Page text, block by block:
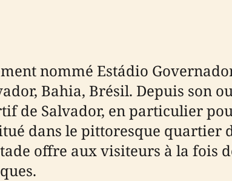
nommé Estádio
Bahia, Brésil. Depuis son
de Salvador, en particulier
dans le pittoresque quartier
offre aux visiteurs à la fois